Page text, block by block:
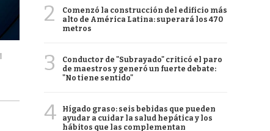
2
Comenzó la construcción del edificio más
alto de América Latina: superará los 470
metros
3
Conductor de "Subrayado" criticó el paro
de maestros y generó un fuerte debate:
"No tiene sentido"
4
Hígado graso: seis bebidas que pueden
ayudar a cuidar la salud hepática y los
hábitos que las complementan